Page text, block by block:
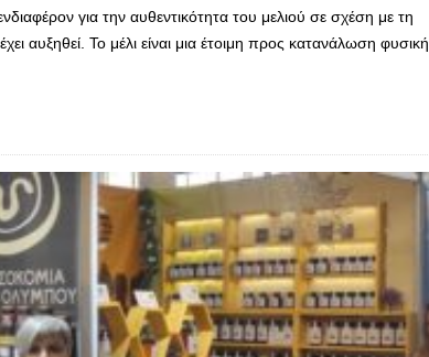
για την αυθεντικότητα του μελιού σε σχέση με τη
αυξηθεί. Το μέλι είναι μια έτοιμη προς κατανάλωση φυσική